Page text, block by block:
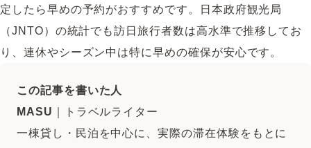
定したら早めの予約がおすすめです。日本政府観光局
（JNTO）の統計でも訪日旅行者数は高水準で推移してお
り、連休やシーズン中は特に早めの確保が安心です。
この記事を書いた人
MASU
｜トラベルライター
一棟貸し・民泊を中心に、実際の滞在体験をもとに